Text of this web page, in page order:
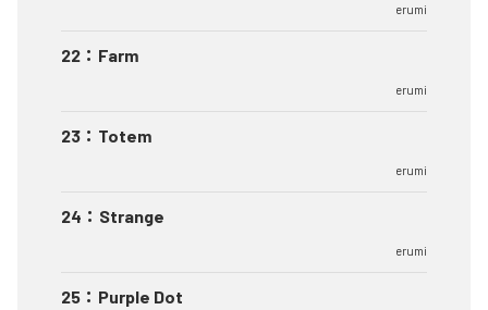
erumi
22 ： Farm
erumi
23 ： Totem
erumi
24 ： Strange
erumi
25 ： Purple Dot